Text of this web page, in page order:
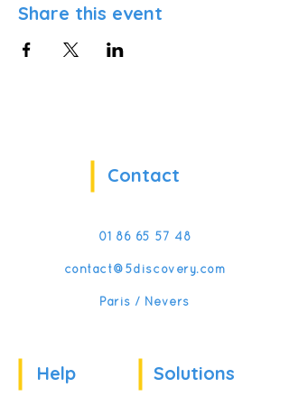
Share this event
Contact
01 86 65 57 48
contact@5discovery.com
Paris / Nevers
Help Solutions